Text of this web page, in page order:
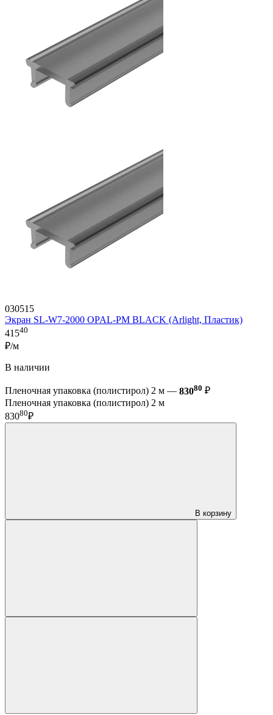
030515
Экран SL-W7-2000 OPAL-PM BLACK (Arlight, Пластик)
41540
₽/м
В наличии
Пленочная упаковка (полистирол) 2 м — 83080 ₽
Пленочная упаковка (полистирол) 2 м
83080₽
В корзину